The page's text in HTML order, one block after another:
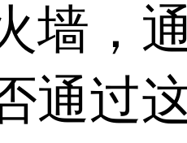
墙，
通过